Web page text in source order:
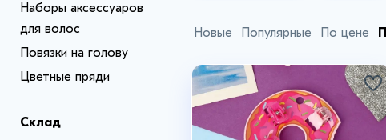
Наборы аксессуаров
для волос
Повязки на голову
Цветные пряди
Склад
Новые Популярные По цене